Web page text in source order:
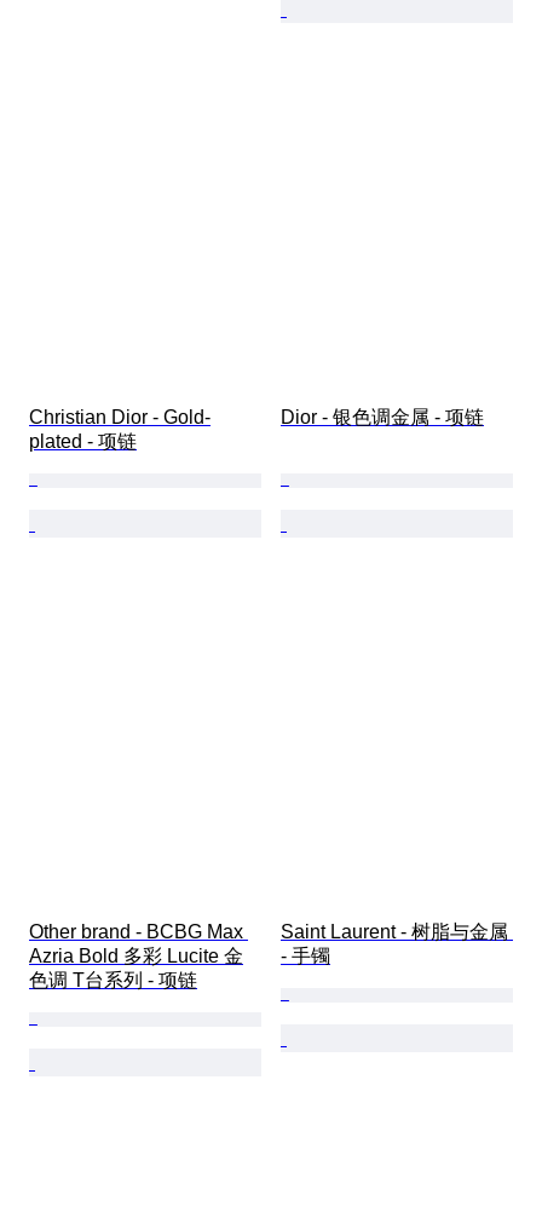
Christian Dior - Gold-
plated - 项链
Dior - 银色调金属 - 项链
Other brand - BCBG Max
Azria Bold 多彩 Lucite 金
色调 T台系列 - 项链
Saint Laurent - 树脂与金属
- 手镯